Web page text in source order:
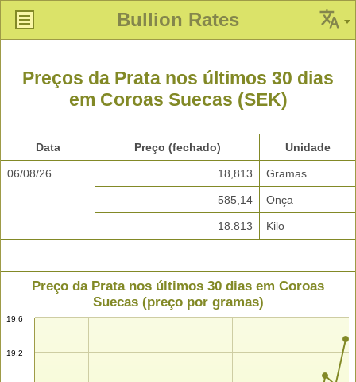
Bullion Rates
Preços da Prata nos últimos 30 dias
em Coroas Suecas (SEK)
Data Preço (fechado) Unidade
06/08/26 18,813 Gramas
585,14 Onça
18.813 Kilo
Preço da Prata nos últimos 30 dias em Coroas
Suecas (preço por gramas)
19,2
19,6